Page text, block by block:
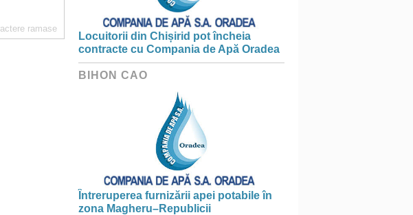
ramase
Locuitorii din Chișirid pot încheia
contracte cu Compania de Apă Oradea
BIHON CAO
Întreruperea furnizării apei potabile în
zona Magheru–Republicii